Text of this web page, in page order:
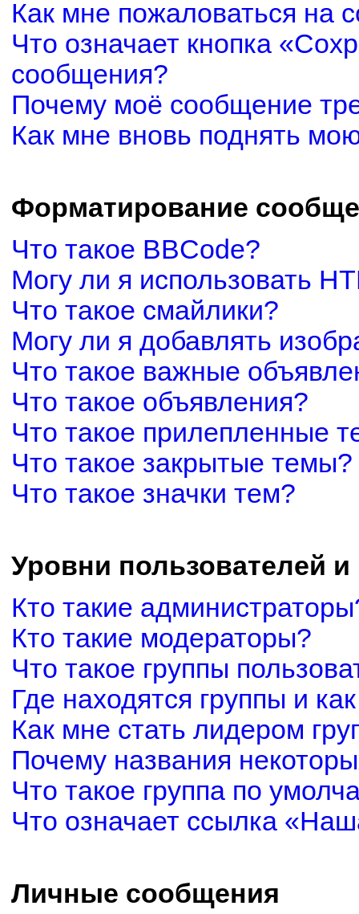
Как мне пожаловаться на
Что означает кнопка
сообщения?
Почему моё сообщение
Как мне вновь поднять
Форматирование
Что такое BBCode?
Могу ли я использовать
Что такое смайлики?
Могу ли я добавлять
Что такое важные
Что такое объявления?
Что такое прилепленные
Что такое закрытые темы?
Что такое значки тем?
Уровни пользователей
Кто такие
Кто такие модераторы?
Что такое группы
Где находятся группы и
Как мне стать лидером
Почему названия
Что такое группа по
Что означает ссылка
Личные сообщения